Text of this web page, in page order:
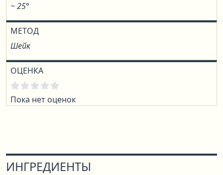
~ 25°
МЕТОД
Шейк
ОЦЕНКА
Пока нет оценок
ИНГРЕДИЕНТЫ